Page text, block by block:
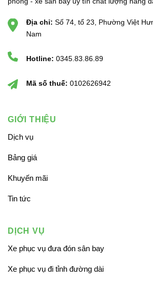
Địa chỉ: Số 74, tổ 23, Phường Việt
Nam
Hotline: 0345.83.86.89
Mã số thuế: 0102626942
GIỚI THIỆU
Dịch vụ
Bảng giá
Khuyến mãi
Tin tức
DỊCH VỤ
Xe phục vụ đưa đón sân bay
Xe phục vụ đi tỉnh đường dài